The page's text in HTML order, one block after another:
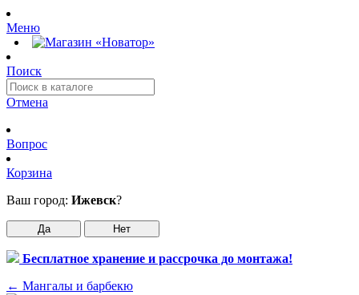
Меню
Поиск
Отмена
Вопрос
Корзина
Ваш город: Ижевск?
Да Нет
Бесплатное хранение и рассрочка до монтажа!
← Мангалы и барбекю